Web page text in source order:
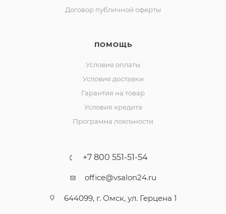
Договор публичной оферты
ПОМОЩЬ
Условия оплаты
Условия доставки
Гарантия на товар
Условия кредита
Программа лояльности
+7 800 551-51-54
office@vsalon24.ru
644099, г. Омск, ул. Герцена 1